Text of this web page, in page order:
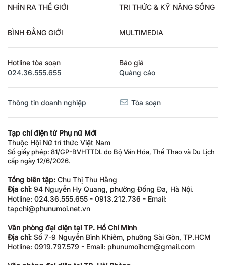
NHÌN RA THẾ GIỚI TRI THỨC & KỸ NĂNG SỐNG
BÌNH ĐẲNG GIỚI MULTIMEDIA
Hotline tòa soạn
024.36.555.655
Báo giá
Quảng cáo
Thông tin doanh nghiệp Tòa soạn
Tạp chí điện tử Phụ nữ Mới
Thuộc Hội Nữ trí thức Việt Nam
Số giấy phép: 81/GP-BVHTTDL do Bộ Văn Hóa, Thể Thao và Du Lịch
cấp ngày 12/6/2026.
Tổng biên tập: Chu Thị Thu Hằng
Địa chỉ: 94 Nguyễn Hy Quang, phường Đống Đa, Hà Nội.
Hotline: 024.36.555.655 - 0913.212.736 - Email:
tapchi@phunumoi.net.vn
Văn phòng đại diện tại TP. Hồ Chí Minh
Địa chỉ: Số 7-9 Nguyễn Bỉnh Khiêm, phường Sài Gòn, TP.HCM
Hotline: 0919.797.579 - Email: phunumoihcm@gmail.com